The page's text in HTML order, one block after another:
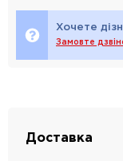
Хочете
Замовте
Доставка